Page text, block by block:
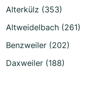
Alterkülz (353)
Altweidelbach (261)
Benzweiler (202)
Daxweiler (188)